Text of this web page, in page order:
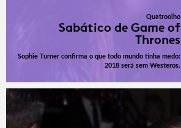
Quatroolho
Sabático de Game of
Thrones
Sophie Turner confirma o que todo mundo tinha medo:
2018 será sem Westeros.